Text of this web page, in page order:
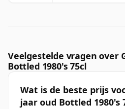
Veelgestelde vragen over
Bottled 1980's 75cl
Wat is de beste prijs
jaar oud Bottled 1980's